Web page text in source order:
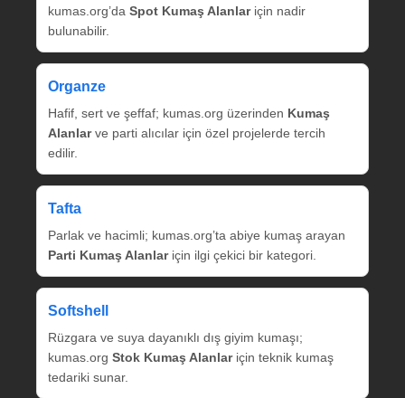
kumas.org’da Spot Kumaş Alanlariçin nadir
bulunabilir.
Organze
Hafif, sert ve şeffaf; kumas.org üzerinden Kumaş
Alanlarve parti alıcılar için özel projelerde tercih
edilir.
Tafta
Parlak ve hacimli; kumas.org’ta abiye kumaş arayan
Parti Kumaş Alanlariçin ilgi çekici bir kategori.
Softshell
Rüzgara ve suya dayanıklı dış giyim kumaşı;
kumas.org Stok Kumaş Alanlariçin teknik kumaş
tedariki sunar.